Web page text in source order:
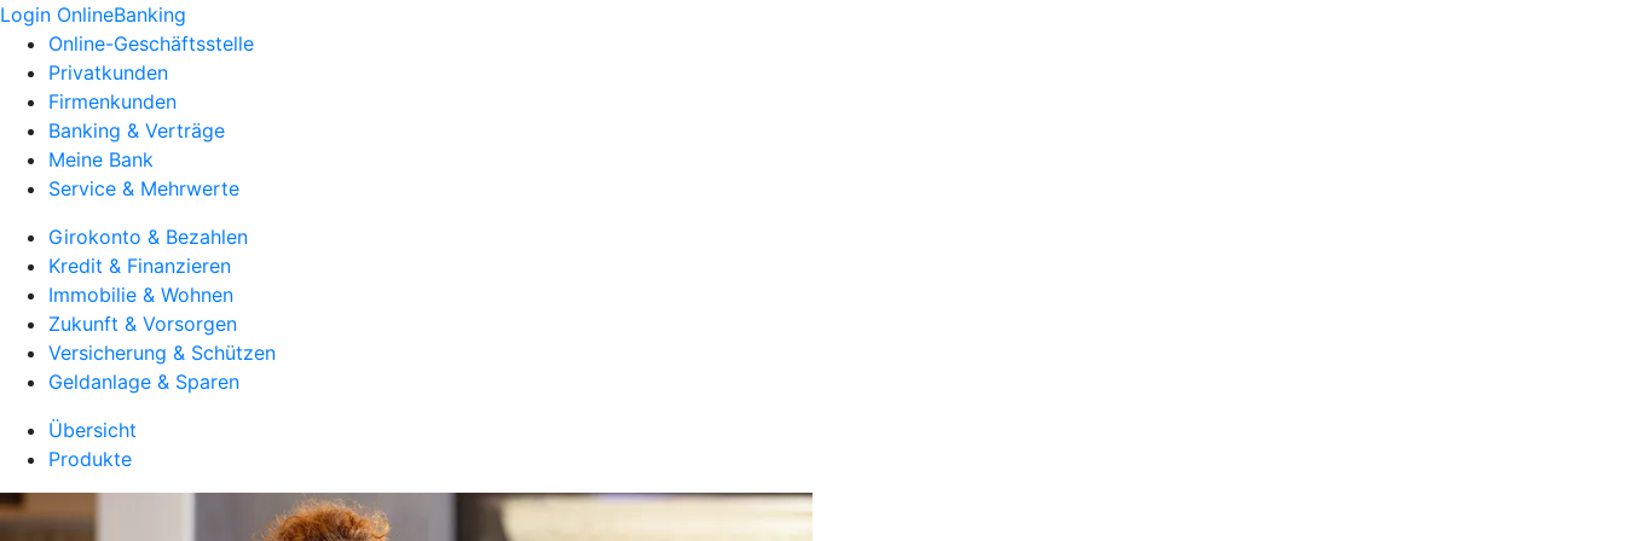
Login OnlineBanking
Online-Geschäftsstelle
Privatkunden
Firmenkunden
Banking & Verträge
Meine Bank
Service & Mehrwerte
Girokonto & Bezahlen
Kredit & Finanzieren
Immobilie & Wohnen
Zukunft & Vorsorgen
Versicherung & Schützen
Geldanlage & Sparen
Übersicht
Produkte